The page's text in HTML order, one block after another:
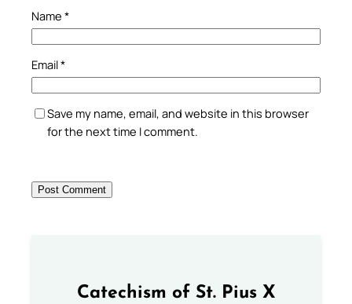
Name *
Email*
Save my name, email, and website in this browser
for the next time I comment.
Catechism of St. Pius X